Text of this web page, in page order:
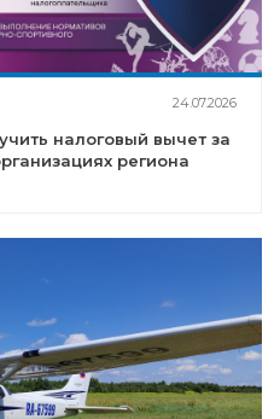
24.07.2026
налоговый вычет за
региона